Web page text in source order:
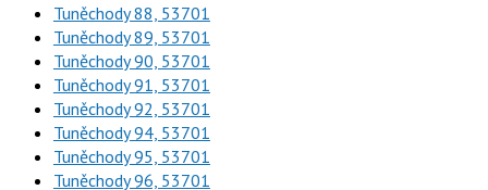
Tuněchody 88, 53701
Tuněchody 89, 53701
Tuněchody 90, 53701
Tuněchody 91, 53701
Tuněchody 92, 53701
Tuněchody 94, 53701
Tuněchody 95, 53701
Tuněchody 96, 53701